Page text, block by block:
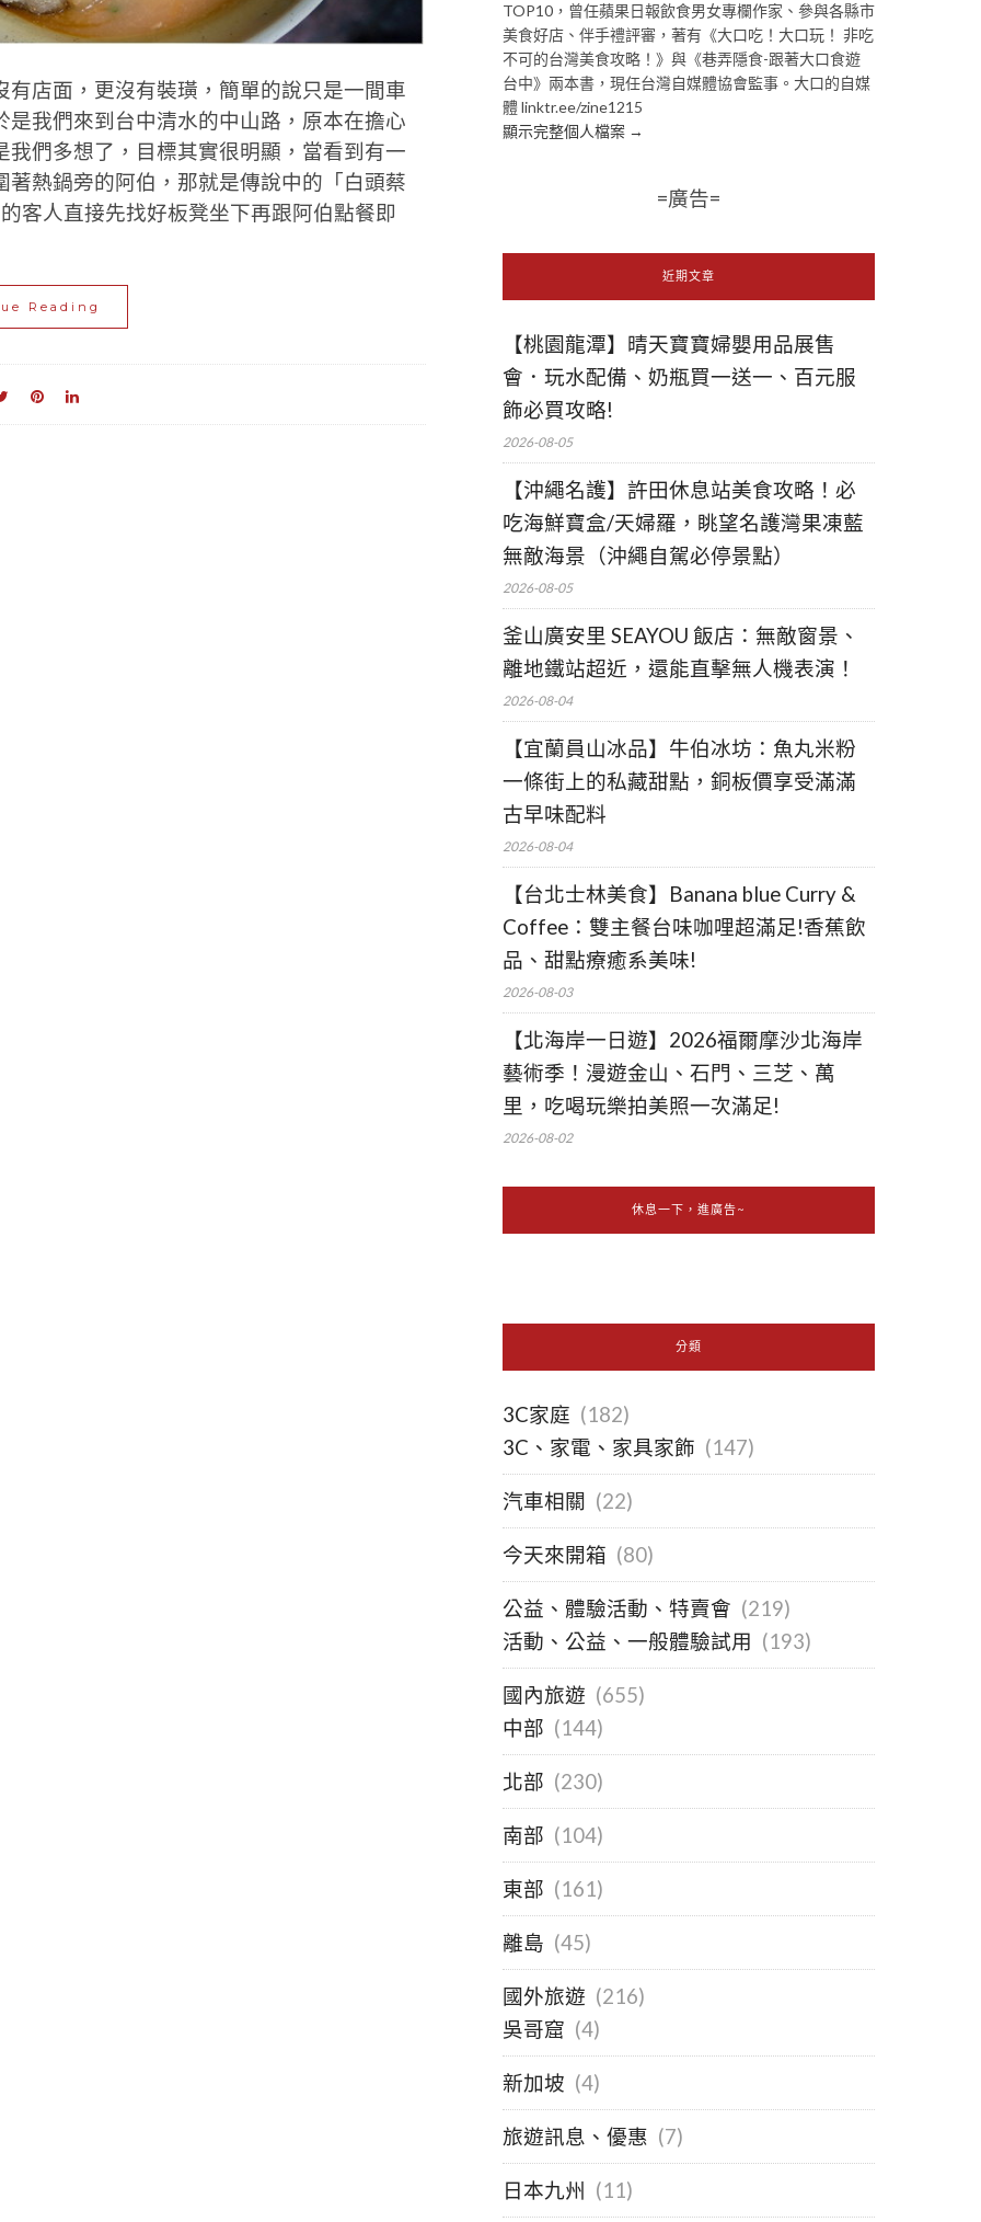
店面，更沒有裝璜，簡單的說只是一間車
我們來到台中清水的中山路，原本在擔心
們多想了，目標其實很明顯，當看到有一
熱鍋旁的阿伯，那就是傳說中的「白頭蔡
客人直接先找好板凳坐下再跟阿伯點餐即
Reading
TOP10，曾任蘋果日報飲食男女專欄作家、參與各縣市
美食好店、伴手禮評審，著有《大口吃！大口玩！ 非吃
不可的台灣美食攻略！》與《巷弄隱食-跟著大口食遊
台中》兩本書，現任台灣自媒體協會監事。大口的自媒
體 linktr.ee/zine1215
顯示完整個人檔案 →
=廣告=
近期文章
【桃園龍潭】晴天寶寶婦嬰用品展售
會．玩水配備、奶瓶買一送一、百元服
飾必買攻略!
2026-08-05
【沖繩名護】許田休息站美食攻略！必
吃海鮮寶盒/天婦羅，眺望名護灣果凍藍
無敵海景（沖繩自駕必停景點）
2026-08-05
釜山廣安里 SEAYOU 飯店：無敵窗景、
離地鐵站超近，還能直擊無人機表演！
2026-08-04
【宜蘭員山冰品】牛伯冰坊：魚丸米粉
一條街上的私藏甜點，銅板價享受滿滿
古早味配料
2026-08-04
【台北士林美食】Banana blue Curry &
Coffee：雙主餐台味咖哩超滿足!香蕉飲
品、甜點療癒系美味!
2026-08-03
【北海岸一日遊】2026福爾摩沙北海岸
藝術季！漫遊金山、石門、三芝、萬
里，吃喝玩樂拍美照一次滿足!
2026-08-02
休息一下，進廣告~
分類
3C家庭 (182)
3C、家電、家具家飾 (147)
汽車相關 (22)
今天來開箱 (80)
公益、體驗活動、特賣會 (219)
活動、公益、一般體驗試用 (193)
國內旅遊 (655)
中部 (144)
北部 (230)
南部 (104)
東部 (161)
離島 (45)
國外旅遊 (216)
吳哥窟 (4)
新加坡 (4)
旅遊訊息、優惠 (7)
日本九州 (11)